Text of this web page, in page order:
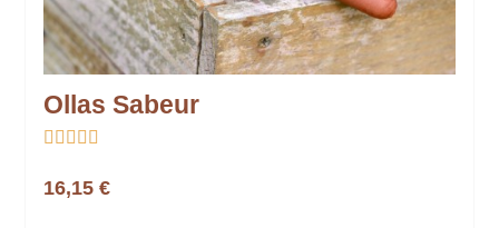
Ollas Sabeur
    
16,15 €